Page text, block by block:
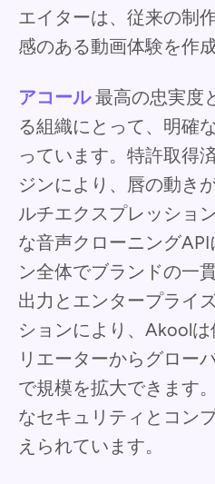
エイターは、従来の制
感のある動画体験を作
アコール 最高の忠実度
る組織にとって、明確
っています。特許取得
ジンにより、唇の動き
ルチエクスプレッショ
な音声クローニング
ン全体でブランドの一
出力とエンタープライ
ションにより、Akool
リエーターからグロー
で規模を拡大できます
なセキュリティとコン
えられています。